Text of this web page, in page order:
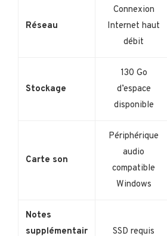
Réseau
Connexion
Internet haut
débit
Stockage
130 Go
d’espace
disponible
Carte son
Périphérique
audio
compatible
Windows
Notes
supplémentair
SSD requis